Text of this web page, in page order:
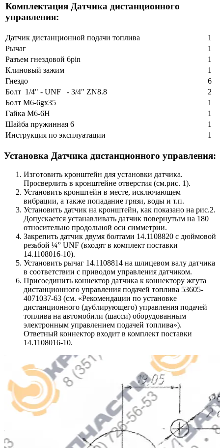
Комплектация Датчика дистанционного
управления:
Датчик дистанционной подачи топлива
1
Рычаг
1
Разъем гнездовой 6pin
1
Клиновый зажим
1
Гнездо
6
Болт 1/4" - UNF - 3/4" ZN8.8
2
Болт М6-6gx35
1
Гайка М6-6Н
1
Шайба пружинная 6
1
Инструкция по эксплуатации
1
Установка Датчика дистанционного управления:
Изготовить кронштейн для установки датчика.
Просверлить в кронштейне отверстия (см.рис. 1).
Установить кронштейн в месте, исключающем
вибрации, а также попадание грязи, воды и т.п.
Установить датчик на кронштейн, как показано на рис.2.
Допускается устанавливать датчик повернутым на 180
относительно продольной оси симметрии.
Закрепить датчик двумя болтами 14.1108820 с дюймовой
резьбой ¼” UNF (входят в комплект поставки
14.1108016-10).
Установить рычаг 14.1108814 на шлицевом валу датчика
в соответствии с приводом управления датчиком.
Присоединить коннектор датчика к коннектору жгута
дистанционного управления подачей топлива 53605-
4071037-63 (см. «Рекомендации по установке
дистанционного (дублирующего) управления подачей
топлива на автомобили (шасси) оборудованным
электронным управлением подачей топлива»).
Ответный коннектор входит в комплект поставки
14.1108016-10.